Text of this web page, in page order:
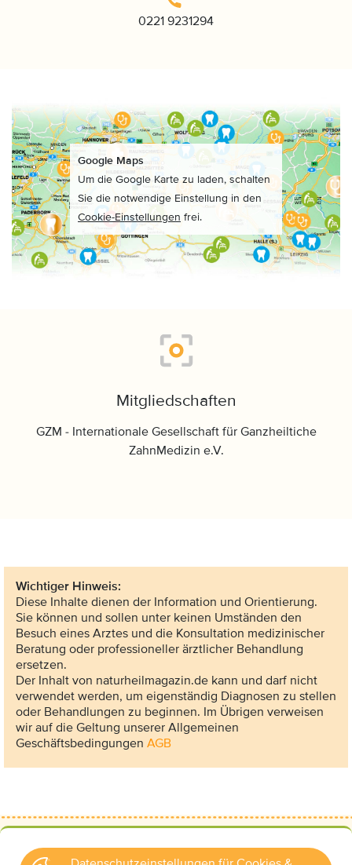
0221 9231294
Google Maps
Um die Google Karte zu laden, schalten
Sie die notwendige Einstellung in den
Cookie-Einstellungen frei.
Mitgliedschaften
GZM - Internationale Gesellschaft für Ganzheiltiche
ZahnMedizin e.V.
Wichtiger Hinweis:
Diese Inhalte dienen der Information und Orientierung.
Sie können und sollen unter keinen Umständen den
Besuch eines Arztes und die Konsultation medizinischer
Beratung oder professioneller ärztlicher Behandlung
ersetzen.
Der Inhalt von naturheilmagazin.de kann und darf nicht
verwendet werden, um eigenständig Diagnosen zu stellen
oder Behandlungen zu beginnen. Im Übrigen verweisen
wir auf die Geltung unserer Allgemeinen
Geschäftsbedingungen AGB